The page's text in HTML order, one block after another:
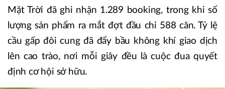
Mặt Trời đã ghi nhận 1.289 booking, trong khi số
lượng sản phẩm ra mắt đợt đầu chỉ 588 căn. Tỷ lệ
cầu gấp đôi cung đã đẩy bầu không khí giao dịch
lên cao trào, nơi mỗi giây đều là cuộc đua quyết
định cơ hội sở hữu.